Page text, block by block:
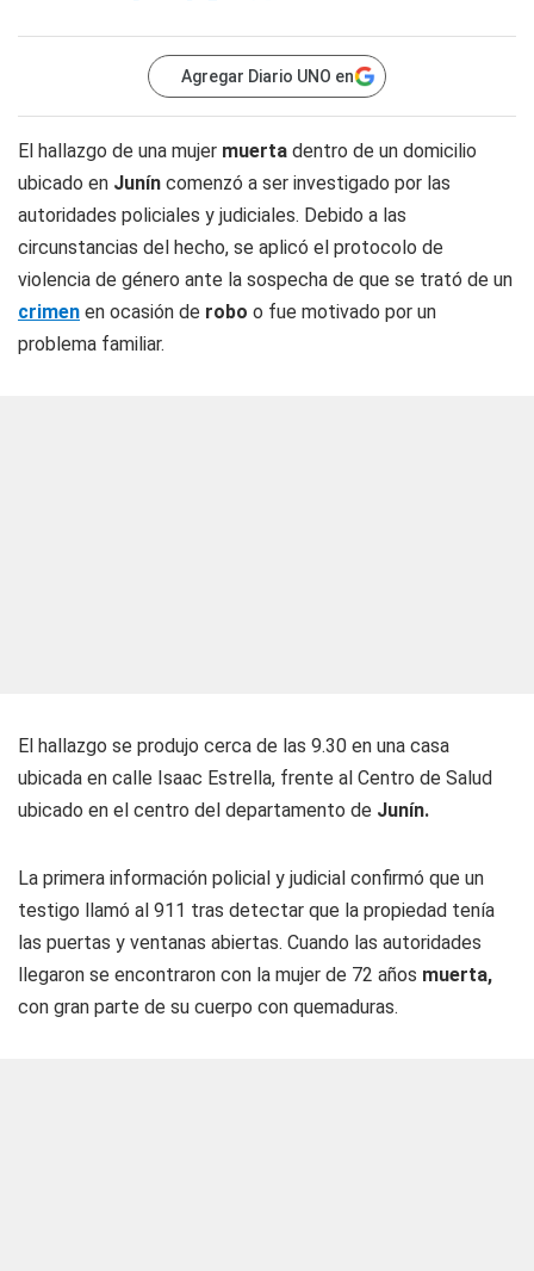
Agregar Diario UNO en
El hallazgo de una mujer muerta dentro de un domicilio
ubicado en Junín comenzó a ser investigado por las
autoridades policiales y judiciales. Debido a las
circunstancias del hecho, se aplicó el protocolo de
violencia de género ante la sospecha de que se trató de un
crimen en ocasión de robo o fue motivado por un
problema familiar.
El hallazgo se produjo cerca de las 9.30 en una casa
ubicada en calle Isaac Estrella, frente al Centro de Salud
ubicado en el centro del departamento de Junín.
La primera información policial y judicial confirmó que un
testigo llamó al 911 tras detectar que la propiedad tenía
las puertas y ventanas abiertas. Cuando las autoridades
llegaron se encontraron con la mujer de 72 años muerta,
con gran parte de su cuerpo con quemaduras.